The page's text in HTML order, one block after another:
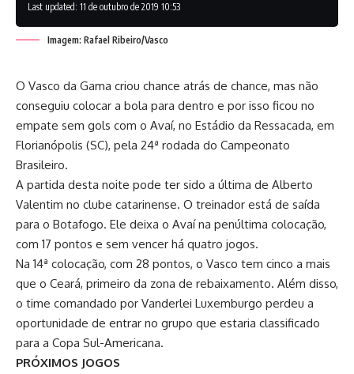
Last updated: 11 de outubro de 2019 10:53
Imagem: Rafael Ribeiro/Vasco
O Vasco da Gama criou chance atrás de chance, mas não
conseguiu colocar a bola para dentro e por isso ficou no
empate sem gols com o Avaí, no Estádio da Ressacada, em
Florianópolis (SC), pela 24ª rodada do Campeonato
Brasileiro.
A partida desta noite pode ter sido a última de Alberto
Valentim no clube catarinense. O treinador está de saída
para o Botafogo. Ele deixa o Avaí na penúltima colocação,
com 17 pontos e sem vencer há quatro jogos.
Na 14ª colocação, com 28 pontos, o Vasco tem cinco a mais
que o Ceará, primeiro da zona de rebaixamento. Além disso,
o time comandado por Vanderlei Luxemburgo perdeu a
oportunidade de entrar no grupo que estaria classificado
para a Copa Sul-Americana.
PRÓXIMOS JOGOS